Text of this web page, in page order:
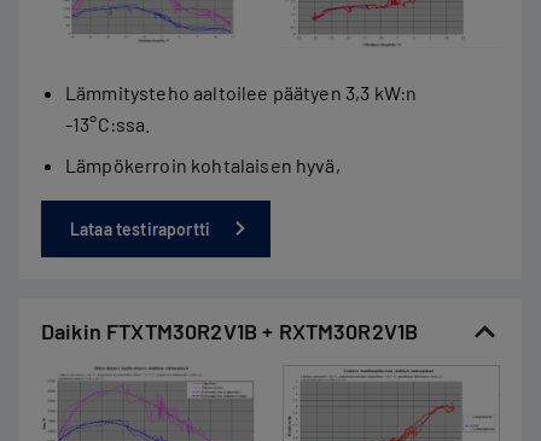
Lämmitysteho aaltoilee päätyen 3,3 kW:n
-13°C:ssa.
Lämpökerroin kohtalaisen hyvä,
Lataa testiraportti
Daikin FTXTM30R2V1B + RXTM30R2V1B